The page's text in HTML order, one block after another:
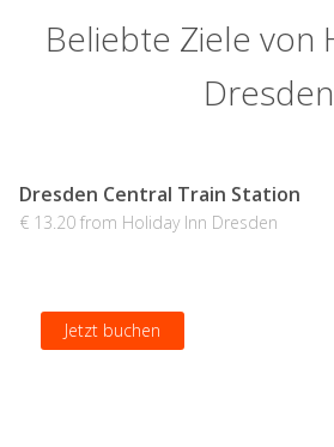
Beliebte Ziele von
Dresden
Dresden Central Train Station
€ 13.20 from Holiday Inn Dresden
Jetzt buchen